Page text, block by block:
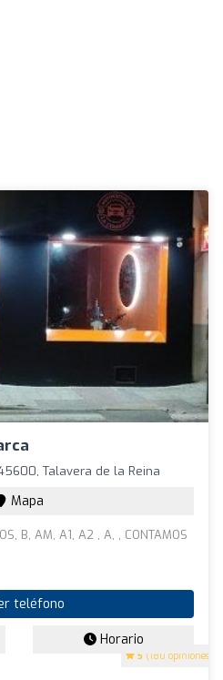
5 (180 opiniones)
Talavera de la Reina
Mapa
B, AM, A1, A2 , A, , CONTAMOS
teléfono
Horario